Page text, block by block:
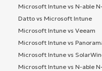
Microsoft Intune vs N-able
Datto vs Microsoft Intune
Microsoft Intune vs Veeam
Microsoft Intune vs
Microsoft Intune vs
Microsoft Intune vs N-able